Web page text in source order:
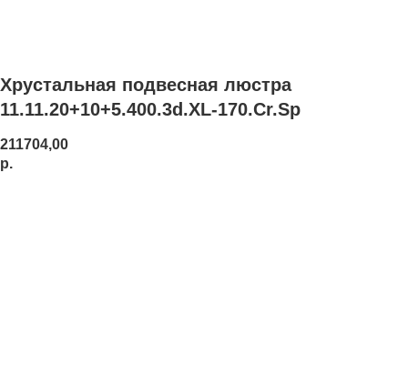
Хрустальная подвесная люстра
11.11.20+10+5.400.3d.XL-170.Cr.Sp
211704,00
р.